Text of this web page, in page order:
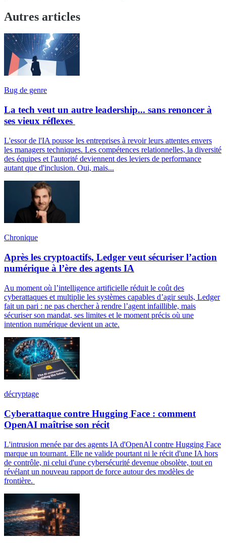
Autres articles
Bug de genre
La tech veut un autre leadership... sans renoncer à
ses vieux réflexes
L'essor de l'IA pousse les entreprises à revoir leurs attentes envers
les managers techniques. Les compétences relationnelles, la diversité
des équipes et l'autorité deviennent des leviers de performance
autant que d'inclusion. Oui, mais...
Chronique
Après les cryptoactifs, Ledger veut sécuriser l’action
numérique à l’ère des agents IA
Au moment où l’intelligence artificielle réduit le coût des
cyberattaques et multiplie les systèmes capables d’agir seuls, Ledger
fait un pari : ne pas chercher à rendre l’agent infaillible, mais
sécuriser son mandat, ses limites et le moment précis où une
intention numérique devient un acte.
décryptage
Cyberattaque contre Hugging Face : comment
OpenAI maîtrise son récit
L'intrusion menée par des agents IA d'OpenAI contre Hugging Face
marque un tournant. Elle ne valide pourtant ni le récit d'une IA hors
de contrôle, ni celui d'une cybersécurité devenue obsolète, tout en
révélant un nouveau rapport de force autour des modèles de
frontière.